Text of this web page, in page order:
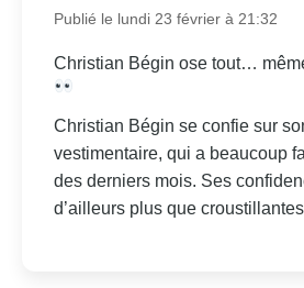
Publié le lundi 23 février à 21:32
Christian Bégin ose tout…
Christian Bégin se confie sur
vestimentaire, qui a beaucoup
des derniers mois. Ses
d’ailleurs plus que